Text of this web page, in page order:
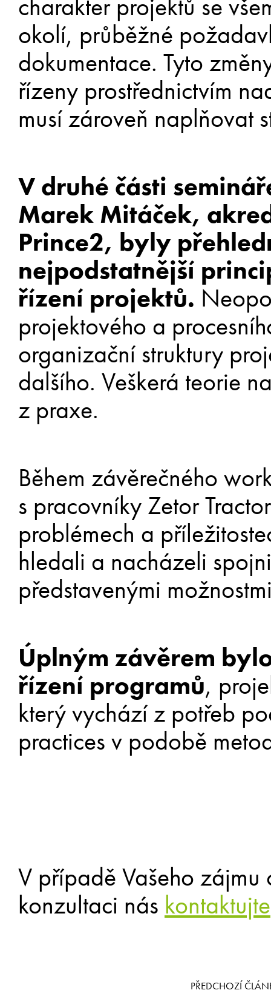
charakter projektů se
okolí, průběžné
dokumentace. Tyto
řízeny prostřednictvím
musí zároveň naplňovat
V druhé části
Marek Mitáček,
Prince2, byly
nejpodstatnější
řízení projektů.
projektového a
organizační struktury
dalšího. Veškerá teorie
z praxe.
Během závěrečného
s pracovníky Zetor
problémech a
hledali a nacházeli
představenými
Úplným závěrem
řízení programů,
který vychází z potřeb
practices v podobě
V případě Vašeho
konzultaci nás kontaktujte
PŘEDCHOZÍ